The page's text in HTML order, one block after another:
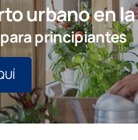
urbano en
principiantes